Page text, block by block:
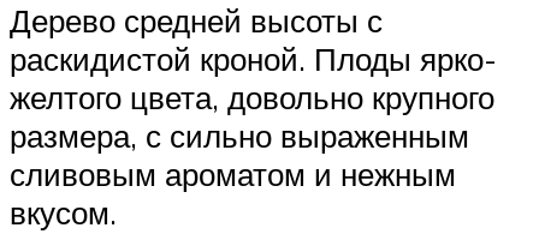
Дерево средней высоты с
раскидистой кроной. Плоды ярко-
желтого цвета, довольно крупного
размера, с сильно выраженным
сливовым ароматом и нежным
вкусом.